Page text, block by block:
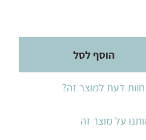
הוסף לסל
דעת למוצר זה?
על מוצר זה